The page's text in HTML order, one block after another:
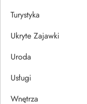
Turystyka
Ukryte Zajawki
Uroda
Usługi
Wnętrza